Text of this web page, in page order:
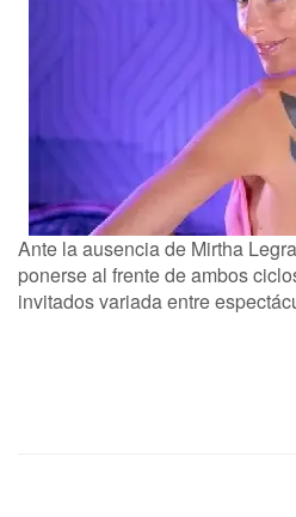
Ante la ausencia de Mirtha
ponerse al frente de ambos
invitados variada entre